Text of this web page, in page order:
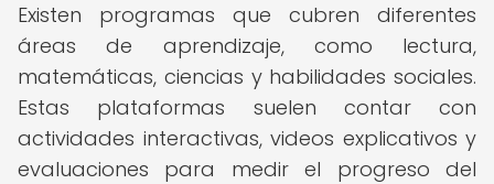
Existen programas que cubren diferentes
áreas de aprendizaje, como lectura,
matemáticas, ciencias y habilidades sociales.
Estas plataformas suelen contar con
actividades interactivas, videos explicativos y
evaluaciones para medir el progreso del